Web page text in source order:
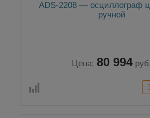
ADS-2208 — осциллограф
ручной
Цена: 80 994 руб.